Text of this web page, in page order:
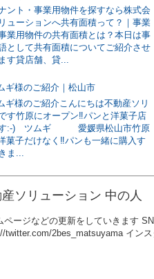
ント・事業用物件を探すなら株式会
ューションへ共有面積って？｜事業
業用物件の共有面積とは？本日は事
として共有面積についてご紹介させ
す貸店舗、貸...
様のご紹介｜松山市
様のご紹介こんにちは不動産ソリ
す竹原にオープン‼パンと洋菓子店
す:-) ツムギ 愛媛県松山市竹原
菓子だけなく‼パンも一緒に購入す
ま...
ソリューション 中の人
ページなどの更新をしていきます
twitter.com/2bes_matsuyama イン